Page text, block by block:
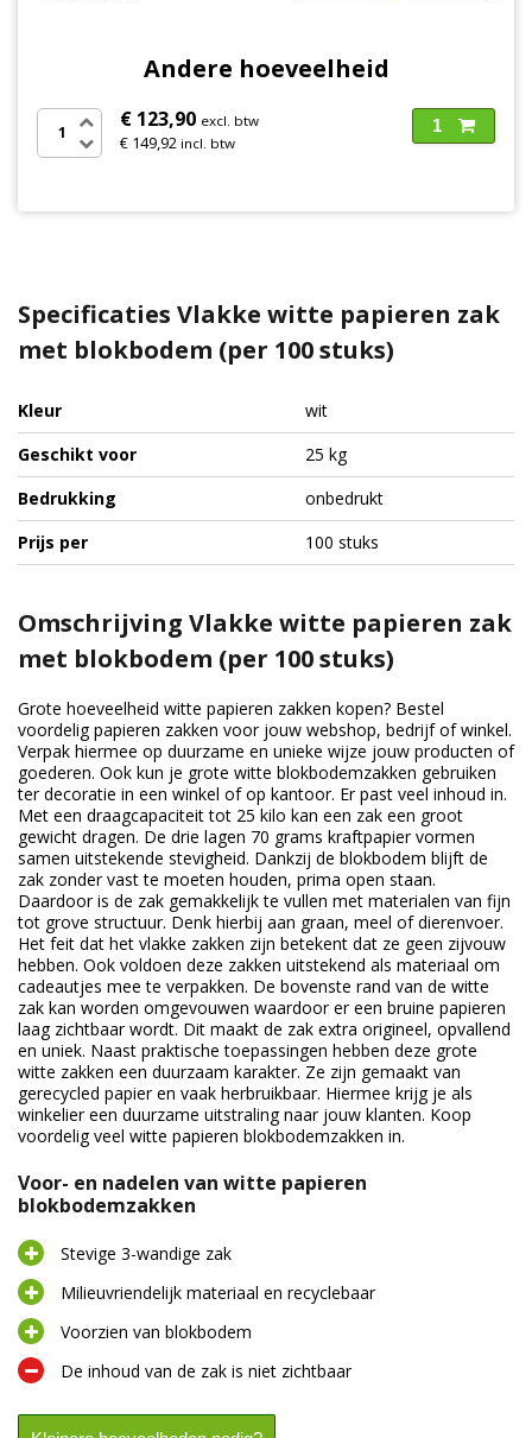
Andere hoeveelheid
€ 123,90 excl. btw
€ 149,92 incl. btw
1
Specificaties Vlakke witte papieren zak
met blokbodem (per 100 stuks)
Kleur
wit
Geschikt voor
25 kg
Bedrukking
onbedrukt
Prijs per
100 stuks
Omschrijving Vlakke witte papieren zak
met blokbodem (per 100 stuks)
Grote hoeveelheid witte papieren zakken kopen? Bestel
voordelig papieren zakken voor jouw webshop, bedrijf of winkel.
Verpak hiermee op duurzame en unieke wijze jouw producten of
goederen. Ook kun je grote witte blokbodemzakken gebruiken
ter decoratie in een winkel of op kantoor. Er past veel inhoud in.
Met een draagcapaciteit tot 25 kilo kan een zak een groot
gewicht dragen. De drie lagen 70 grams kraftpapier vormen
samen uitstekende stevigheid. Dankzij de blokbodem blijft de
zak zonder vast te moeten houden, prima open staan.
Daardoor is de zak gemakkelijk te vullen met materialen van fijn
tot grove structuur. Denk hierbij aan graan, meel of dierenvoer.
Het feit dat het vlakke zakken zijn betekent dat ze geen zijvouw
hebben. Ook voldoen deze zakken uitstekend als materiaal om
cadeautjes mee te verpakken. De bovenste rand van de witte
zak kan worden omgevouwen waardoor er een bruine papieren
laag zichtbaar wordt. Dit maakt de zak extra origineel, opvallend
en uniek. Naast praktische toepassingen hebben deze grote
witte zakken een duurzaam karakter. Ze zijn gemaakt van
gerecycled papier en vaak herbruikbaar. Hiermee krijg je als
winkelier een duurzame uitstraling naar jouw klanten. Koop
voordelig veel witte papieren blokbodemzakken in.
Voor- en nadelen van witte papieren
blokbodemzakken
Stevige 3-wandige zak
Milieuvriendelijk materiaal en recyclebaar
Voorzien van blokbodem
De inhoud van de zak is niet zichtbaar